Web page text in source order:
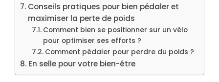
Conseils pratiques pour bien pédaler et
maximiser la perte de poids
Comment bien se positionner sur un vélo
pour optimiser ses efforts ?
Comment pédaler pour perdre du poids ?
En selle pour votre bien-être